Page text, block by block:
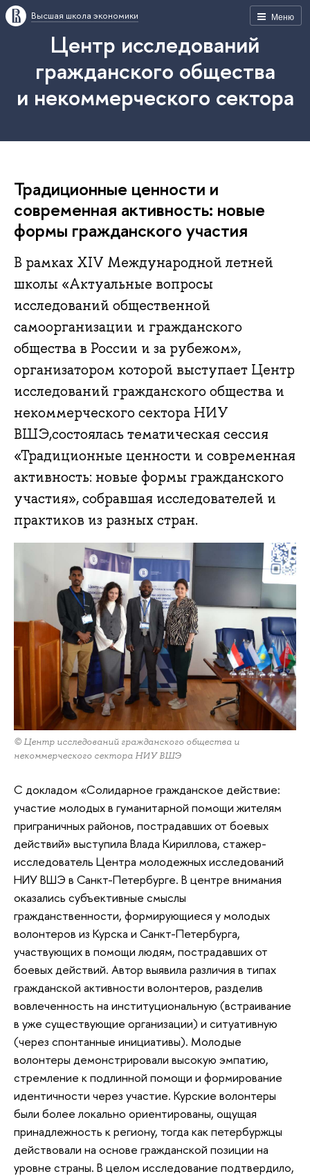
Меню
Высшая школа экономики
Центр исследований
гражданского общества
и некоммерческого сектора
Традиционные ценности и
современная активность: новые
формы гражданского участия
В рамках XIV Международной летней
школы «Актуальные вопросы
исследований общественной
самоорганизации и гражданского
общества в России и за рубежом»,
организатором которой выступает Центр
исследований гражданского общества и
некоммерческого сектора НИУ
ВШЭ,состоялась тематическая сессия
«Традиционные ценности и современная
активность: новые формы гражданского
участия», собравшая исследователей и
практиков из разных стран.
© Центр исследований гражданского общества и
некоммерческого сектора НИУ ВШЭ
С докладом «Солидарное гражданское действие:
участие молодых в гуманитарной помощи жителям
приграничных районов, пострадавших от боевых
действий» выступила Влада Кириллова, стажер-
исследователь Центра молодежных исследований
НИУ ВШЭ в Санкт-Петербурге. В центре внимания
оказались субъективные смыслы
гражданственности, формирующиеся у молодых
волонтеров из Курска и Санкт-Петербурга,
участвующих в помощи людям, пострадавших от
боевых действий. Автор выявила различия в типах
гражданской активности волонтеров, разделив
вовлеченность на институциональную (встраивание
в уже существующие организации) и ситуативную
(через спонтанные инициативы). Молодые
волонтеры демонстрировали высокую эмпатию,
стремление к подлинной помощи и формирование
идентичности через участие. Курские волонтеры
были более локально ориентированы, ощущая
принадлежность к региону, тогда как петербуржцы
действовали на основе гражданской позиции на
уровне страны. В целом исследование подтвердило,